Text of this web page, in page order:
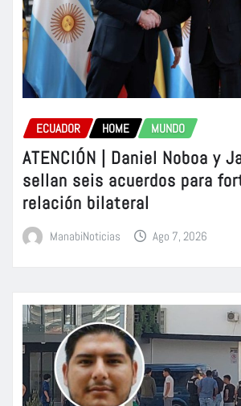
ECUADOR HOME MUNDO
ATENCIÓN | Daniel Noboa y
sellan seis acuerdos para
relación bilateral
ManabiNoticias Ago 7, 2026